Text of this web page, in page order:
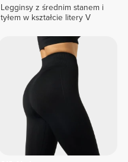
Legginsy z średnim stanem i
tyłem w kształcie litery V